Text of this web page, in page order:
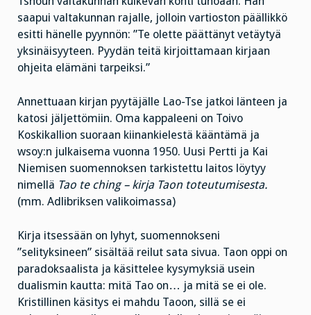
saapui valtakunnan rajalle, jolloin vartioston päällikkö
esitti hänelle pyynnön: ”Te olette päättänyt vetäytyä
yksinäisyyteen. Pyydän teitä kirjoittamaan kirjaan
ohjeita elämäni tarpeiksi.”
Annettuaan kirjan pyytäjälle Lao-Tse jatkoi länteen ja
katosi jäljettömiin. Oma kappaleeni on Toivo
Koskikallion suoraan kiinankielestä kääntämä ja
wsoy:n julkaisema vuonna 1950. Uusi Pertti ja Kai
Niemisen suomennoksen tarkistettu laitos löytyy
nimellä Tao te ching – kirja Taon toteutumisesta.
(mm. Adlibriksen valikoimassa)
Kirja itsessään on lyhyt, suomennokseni
”selityksineen” sisältää reilut sata sivua. Taon oppi on
paradoksaalista ja käsittelee kysymyksiä usein
dualismin kautta: mitä Tao on… ja mitä se ei ole.
Kristillinen käsitys ei mahdu Taoon, sillä se ei